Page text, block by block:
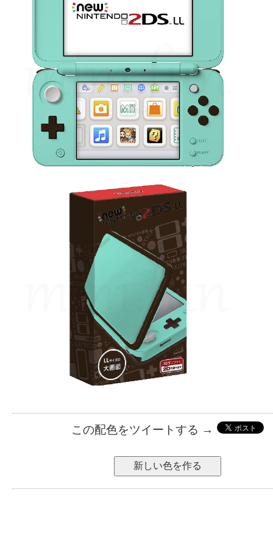
この配色をツイートする →